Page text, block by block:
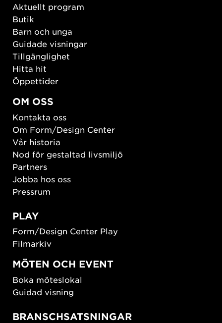
Aktuellt program
Butik
Barn och unga
Guidade visningar
Tillgänglighet
Hitta hit
Öppettider
OM OSS
Kontakta oss
Om Form/Design Center
Vår historia
Nod för gestaltad livsmiljö
Partners
Jobba hos oss
Pressrum
PLAY
Form/Design Center Play
Filmarkiv
MÖTEN OCH EVENT
Boka möteslokal
Guidad visning
BRANSCHSATSNINGAR